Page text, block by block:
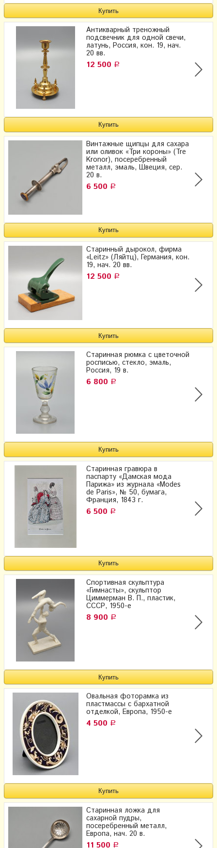
Антикварный треножный
подсвечник для одной свечи,
латунь, Россия, кон. 19, нач.
20 вв.
12 500 Р
Винтажные щипцы для сахара
или оливок «Три короны» (Tre
Kronor), посеребренный
металл, эмаль, Швеция, сер.
20 в.
6 500 Р
Старинный дырокол, фирма
«Leitz» (Ляйтц), Германия, кон.
19, нач. 20 вв.
12 500 Р
Старинная рюмка с цветочной
росписью, стекло, эмаль,
Россия, 19 в.
6 800 Р
Старинная гравюра в
паспарту «Дамская мода
Парижа» из журнала «Modes
de Paris», № 50, бумага,
Франция, 1843 г.
6 500 Р
Спортивная скульптура
«Гимнасты», скульптор
Циммерман В. П., пластик​,
СССР, 1950-е
8 900 Р
Овальная фоторамка из
пластмассы с бархатной
отделкой, Европа, 1950-е
4 500 Р
Старинная ложка для
сахарной пудры,
посеребренный металл,
Европа, нач. 20 в.
11 500 Р